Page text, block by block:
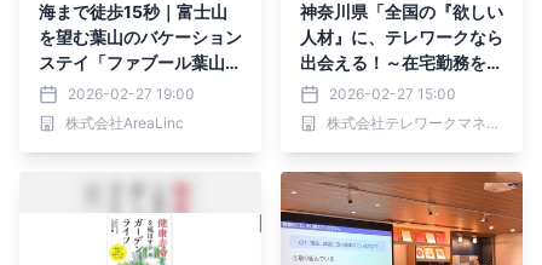
海まで徒歩15秒｜富士山
を望む葉山のバケーション
ステイ「ファブール葉山別
邸」グランドオープン
2026-02-27 19:00
株式会社AreaLinc
神奈川県「全国の『欲しい
人材』に、テレワークなら
出会える！～在宅勤務を活
用した障がい者雇用の導入
事例紹介～」
2026-02-27 15:00
株式会社テレワークマネジメント